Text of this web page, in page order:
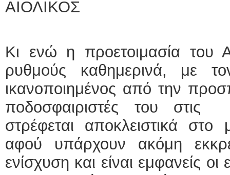
ΑΙΟΛΙΚΟΣ
Κι ενώ η προετοιμασία του
ρυθμούς καθημερινά, με
ικανοποιημένος από την
ποδοσφαιριστές του
στρέφεται αποκλειστικά
αφού υπάρχουν ακόμη
ενίσχυση και είναι εμφανείς